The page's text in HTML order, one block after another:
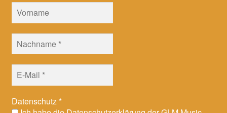
Datenschutz*